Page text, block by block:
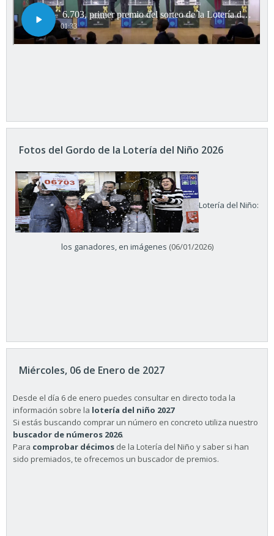
Fotos del Gordo de la Lotería del Niño 2026
Lotería del Niño:
los ganadores, en imágenes (06/01/2026)
Miércoles, 06 de Enero de 2027
Desde el día 6 de enero puedes consultar en directo toda la
información sobre la lotería del niño 2027
Si estás buscando comprar un número en concreto utiliza nuestro
buscador de números 2026.
Para comprobar décimos de la Lotería del Niño y saber si han
sido premiados, te ofrecemos un buscador de premios.